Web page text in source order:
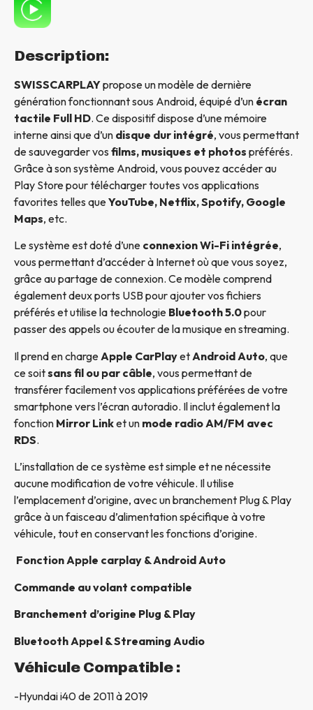
Description:
SWISSCARPLAYpropose un modèle de dernière
génération fonctionnant sous Android, équipé d’un écran
tactile Full HD. Ce dispositif dispose d’une mémoire
interne ainsi que d’un disque dur intégré, vous permettant
de sauvegarder vos films, musiques et photos préférés.
Grâce à son système Android, vous pouvez accéder au
Play Store pour télécharger toutes vos applications
favorites telles queYouTube, Netflix, Spotify, Google
Maps, etc.
Le système est doté d’une connexion Wi-Fi intégrée,
vous permettant d’accéder à Internet où que vous soyez,
grâce au partage de connexion. Ce modèle comprend
également deux ports USB pour ajouter vos fichiers
préférés et utilise la technologie Bluetooth 5.0pour
passer des appels ou écouter de la musique en streaming.
Il prend en charge Apple CarPlayet Android Auto, que
ce soitsans fil ou par câble, vous permettant de
transférer facilement vos applications préférées de votre
smartphone vers l’écran autoradio. Il inclut également la
fonction Mirror Linket un mode radio AM/FM avec
RDS.
L’installation de ce système est simple et ne nécessite
aucune modification de votre véhicule. Il utilise
l’emplacement d’origine, avec un branchement Plug & Play
grâce à un faisceau d’alimentation spécifique à votre
véhicule, tout en conservant les fonctions d’origine.
Fonction Apple carplay & Android Auto
Commande au volant compatible
Branchement d’origine Plug & Play
Bluetooth Appel & Streaming Audio
Véhicule Compatible :
-Hyundai i40 de 2011 à 2019